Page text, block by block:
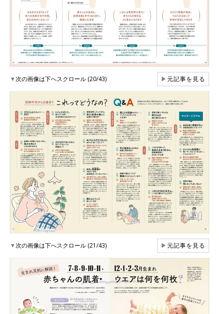
▼次の画像は下へスクロール (20/43) ▶元記事を見る
▼次の画像は下へスクロール (21/43) ▶元記事を見る